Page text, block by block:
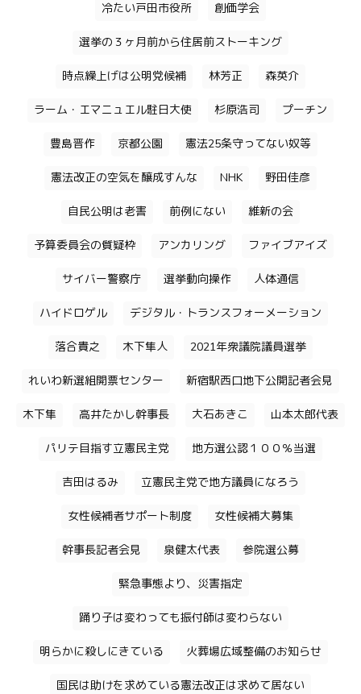
冷たい戸田市役所 創価学会
選挙の３ヶ月前から住居前ストーキング
時点繰上げは公明党候補 林芳正 森英介
ラーム・エマニュエル駐日大使 杉原浩司 プーチン
豊島晋作 京都公園 憲法25条守ってない奴等
憲法改正の空気を醸成すんな NHK 野田佳彦
自民公明は老害 前例にない 維新の会
予算委員会の質疑枠 アンカリング ファイブアイズ
サイバー警察庁 選挙動向操作 人体通信
ハイドロゲル デジタル・トランスフォーメーション
落合貴之 木下隼人 2021年衆議院議員選挙
れいわ新選組開票センター 新宿駅西口地下公開記者会見
木下隼 高井たかし幹事長 大石あきこ 山本太郎代表
パリテ目指す立憲民主党 地方選公認１００％当選
吉田はるみ 立憲民主党で地方議員になろう
女性候補者サポート制度 女性候補大募集
幹事長記者会見 泉健太代表 参院選公募
緊急事態より、災害指定
踊り子は変わっても振付師は変わらない
明らかに殺しにきている 火葬場広域整備のお知らせ
国民は助けを求めている憲法改正は求めて居ない